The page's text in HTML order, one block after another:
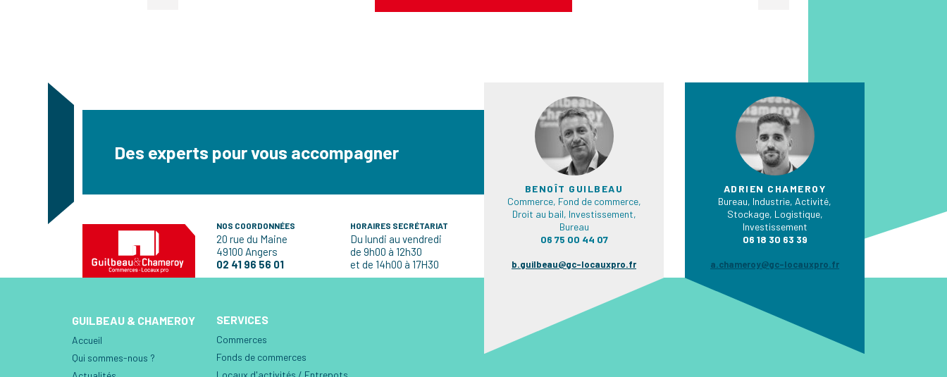
Des experts pour vous accompagner
NOS COORDONNÉES
20 rue du Maine
49100 Angers
02 41 96 56 01
HORAIRES SECRÉTARIAT
Du lundi au vendredi
de 9h00 à 12h30
et de 14h00 à 17H30
BENOÎT GUILBEAU
Commerce, Fond de commerce,
Droit au bail, Investissement,
Bureau
06 75 00 44 07
b.guilbeau@gc-locauxpro.fr
ADRIEN CHAMEROY
Bureau, Industrie, Activité,
Stockage, Logistique,
Investissement
06 18 30 63 39
a.chameroy@gc-locauxpro.fr
GUILBEAU & CHAMEROY
Accueil
Qui sommes-nous ?
SERVICES
Commerces
Fonds de commerces